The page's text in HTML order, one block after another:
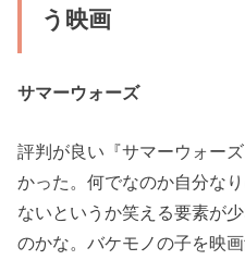
う映画
サマーウォーズ
評判が良い『サマーウォー
かった。何でなのか自分な
ないというか笑える要素が
のかな。バケモノの子を映